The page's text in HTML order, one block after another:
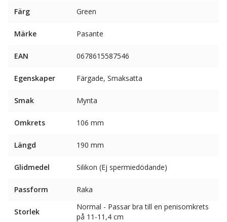
Färg Green
Märke Pasante
EAN 0678615587546
Egenskaper Färgade, Smaksatta
Smak Mynta
Omkrets 106 mm
Längd 190 mm
Glidmedel Silikon (Ej spermiedödande)
Passform Raka
Storlek
Normal - Passar bra till en penisomkrets
på 11-11,4 cm